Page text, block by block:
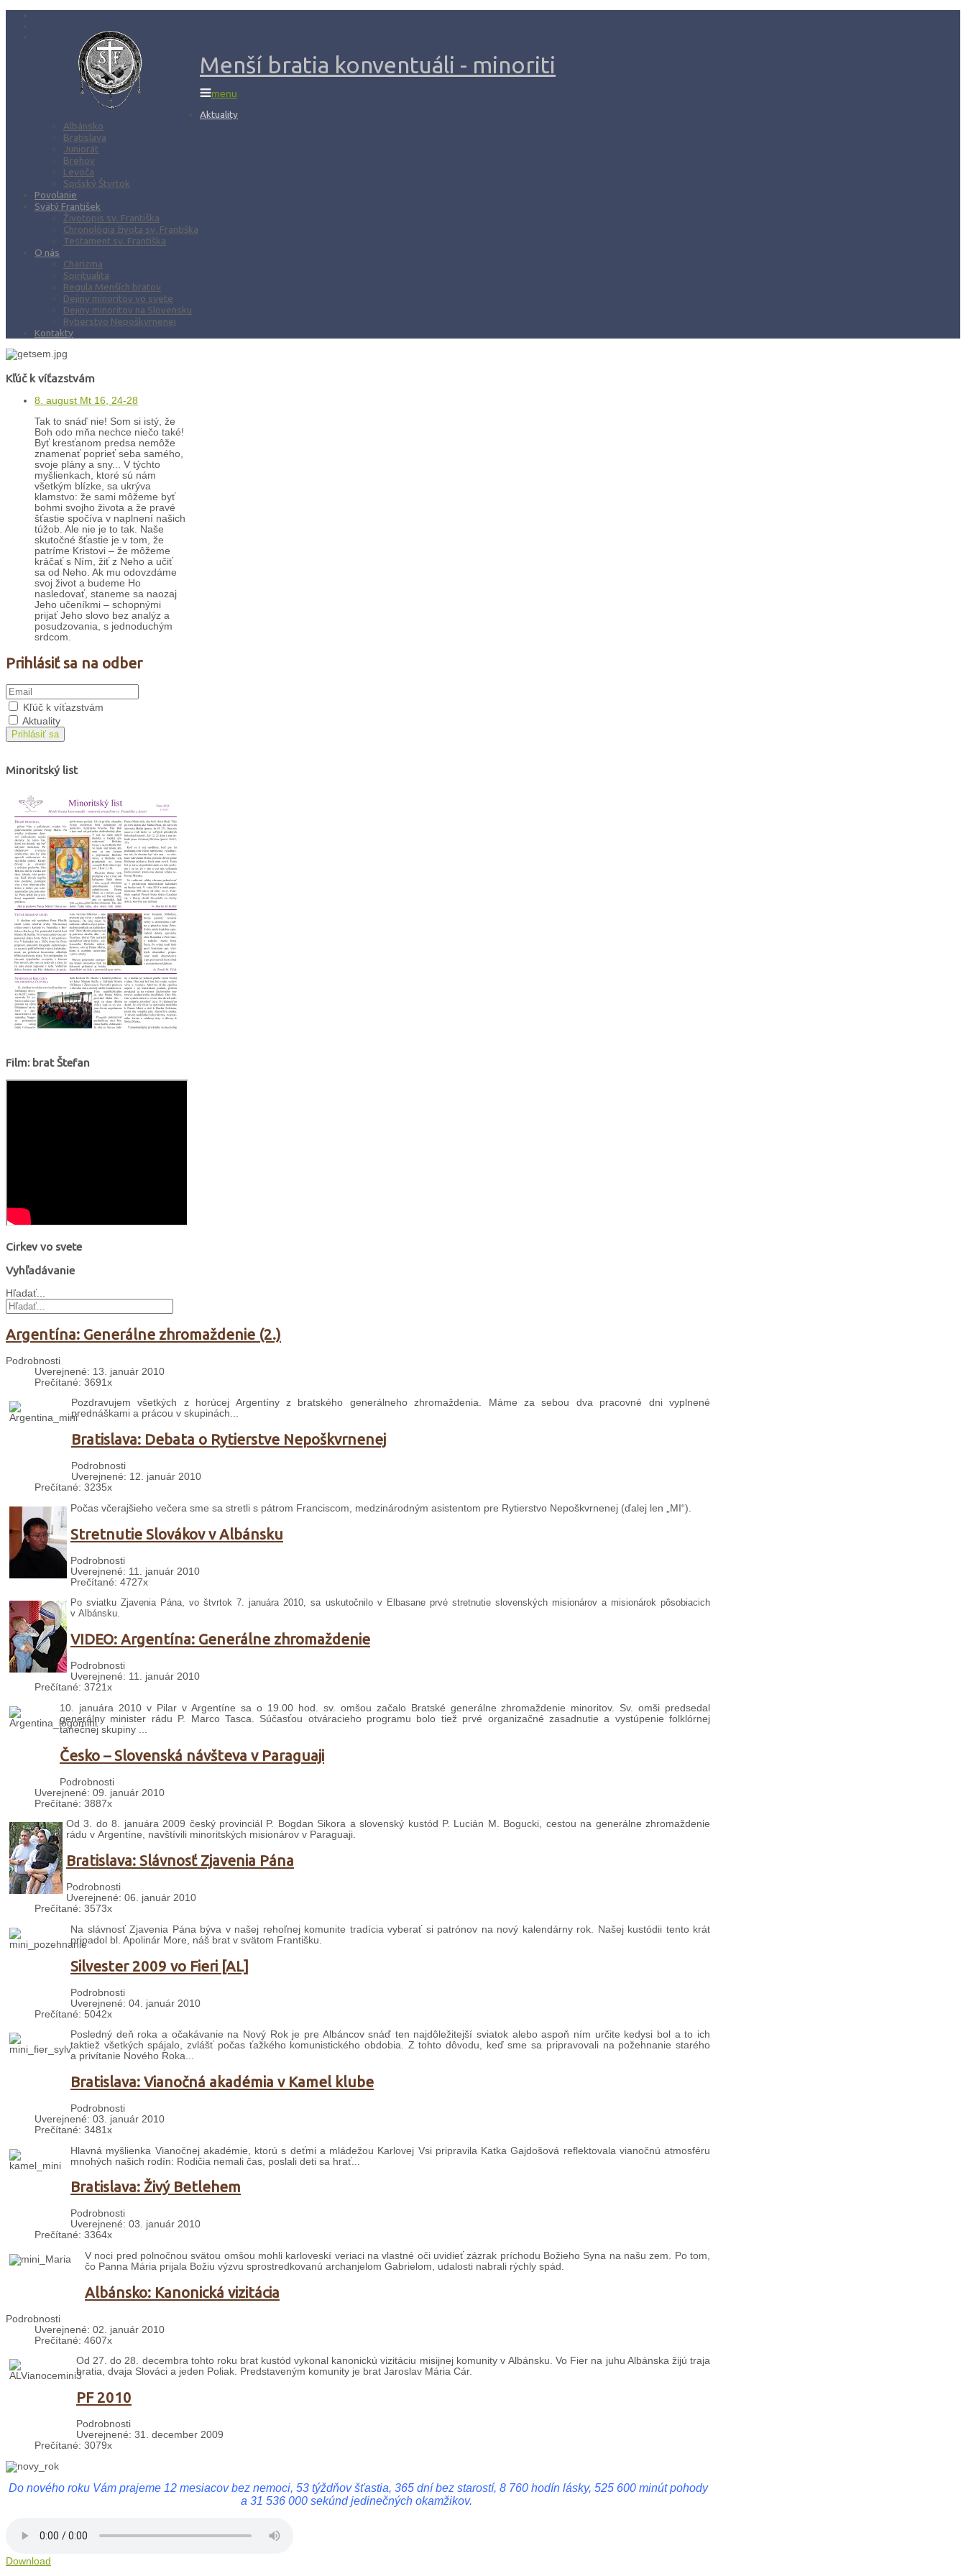
Menší bratia konventuáli - minoriti
menu
Aktuality
Albánsko
Bratislava
Juniorát
Brehov
Levoča
Spišský Štvrtok
Povolanie
Svätý František
Životopis sv. Františka
Chronológia života sv. Františka
Testament sv. Františka
O nás
Charizma
Spiritualita
Regula Menších bratov
Dejiny minoritov vo svete
Dejiny minoritov na Slovensku
Rytierstvo Nepoškvrnenej
Kontakty
Kľúč k víťazstvám
8. august Mt 16, 24-28
Tak to snáď nie! Som si istý, že
Boh odo mňa nechce niečo také!
Byť kresťanom predsa nemôže
znamenať poprieť seba samého,
svoje plány a sny... V týchto
myšlienkach, ktoré sú nám
všetkým blízke, sa ukrýva
klamstvo: že sami môžeme byť
bohmi svojho života a že pravé
šťastie spočíva v naplnení našich
túžob. Ale nie je to tak. Naše
skutočné šťastie je v tom, že
patríme Kristovi – že môžeme
kráčať s Ním, žiť z Neho a učiť
sa od Neho. Ak mu odovzdáme
svoj život a budeme Ho
nasledovať, staneme sa naozaj
Jeho učeníkmi – schopnými
prijať Jeho slovo bez analýz a
posudzovania, s jednoduchým
srdcom.
Prihlásiť sa na odber
Kľúč k víťazstvám
Aktuality
Prihlásiť sa
Minoritský list
Film: brat Štefan
Cirkev vo svete
Vyhľadávanie
Hľadať...
Argentína: Generálne zhromaždenie (2.)
Podrobnosti
Uverejnené: 13. január 2010
Prečítané: 3691x
Pozdravujem všetkých z horúcej Argentíny z bratského generálneho zhromaždenia. Máme za sebou dva pracovné dni vyplnené
prednáškami a prácou v skupinách...
Bratislava: Debata o Rytierstve Nepoškvrnenej
Podrobnosti
Uverejnené: 12. január 2010
Prečítané: 3235x
Počas včerajšieho večera sme sa stretli s pátrom Franciscom, medzinárodným asistentom pre Rytierstvo Nepoškvrnenej (ďalej len „MI“).
Stretnutie Slovákov v Albánsku
Podrobnosti
Uverejnené: 11. január 2010
Prečítané: 4727x
Po sviatku Zjavenia Pána, vo štvrtok 7. januára 2010, sa uskutočnilo v Elbasane prvé stretnutie slovenských misionárov a misionárok pôsobiacich
v Albánsku.
VIDEO: Argentína: Generálne zhromaždenie
Podrobnosti
Uverejnené: 11. január 2010
Prečítané: 3721x
10. januára 2010 v Pilar v Argentíne sa o 19.00 hod. sv. omšou začalo Bratské generálne zhromaždenie minoritov. Sv. omši predsedal
generálny minister rádu P. Marco Tasca. Súčasťou otváracieho programu bolo tiež prvé organizačné zasadnutie a vystúpenie folklórnej
tanečnej skupiny ...
Česko – Slovenská návšteva v Paraguaji
Podrobnosti
Uverejnené: 09. január 2010
Prečítané: 3887x
Od 3. do 8. januára 2009 český provinciál P. Bogdan Sikora a slovenský kustód P. Lucián M. Bogucki, cestou na generálne zhromaždenie
rádu v Argentíne, navštívili minoritských misionárov v Paraguaji.
Bratislava: Slávnosť Zjavenia Pána
Podrobnosti
Uverejnené: 06. január 2010
Prečítané: 3573x
Na slávnosť Zjavenia Pána býva v našej rehoľnej komunite tradícia vyberať si patrónov na nový kalendárny rok. Našej kustódii tento krát
pripadol bl. Apolinár More, náš brat v svätom Františku.
Silvester 2009 vo Fieri [AL]
Podrobnosti
Uverejnené: 04. január 2010
Prečítané: 5042x
Posledný deň roka a očakávanie na Nový Rok je pre Albáncov snáď ten najdôležitejší sviatok alebo aspoň ním určite kedysi bol a to ich
taktiež všetkých spájalo, zvlášť počas ťažkého komunistického obdobia. Z tohto dôvodu, keď sme sa pripravovali na požehnanie starého
a privítanie Nového Roka...
Bratislava: Vianočná akadémia v Kamel klube
Podrobnosti
Uverejnené: 03. január 2010
Prečítané: 3481x
Hlavná myšlienka Vianočnej akadémie, ktorú s deťmi a mládežou Karlovej Vsi pripravila Katka Gajdošová reflektovala vianočnú atmosféru
mnohých našich rodín: Rodičia nemali čas, poslali deti sa hrať...
Bratislava: Živý Betlehem
Podrobnosti
Uverejnené: 03. január 2010
Prečítané: 3364x
V noci pred polnočnou svätou omšou mohli karloveskí veriaci na vlastné oči uvidieť zázrak príchodu Božieho Syna na našu zem. Po tom,
čo Panna Mária prijala Božiu výzvu sprostredkovanú archanjelom Gabrielom, udalosti nabrali rýchly spád.
Albánsko: Kanonická vizitácia
Podrobnosti
Uverejnené: 02. január 2010
Prečítané: 4607x
Od 27. do 28. decembra tohto roku brat kustód vykonal kanonickú vizitáciu misijnej komunity v Albánsku. Vo Fier na juhu Albánska žijú traja
bratia, dvaja Slováci a jeden Poliak. Predstaveným komunity je brat Jaroslav Mária Cár.
PF 2010
Podrobnosti
Uverejnené: 31. december 2009
Prečítané: 3079x
Do nového roku Vám prajeme 12 mesiacov bez nemoci, 53 týždňov šťastia, 365 dní bez starostí, 8 760 hodín lásky, 525 600 minút pohody
a 31 536 000 sekúnd jedinečných okamžikov.
Download